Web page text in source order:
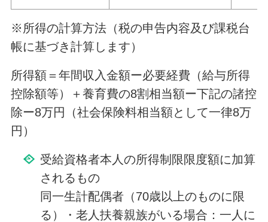
※所得の計算方法（税の申告内容及び課税台
帳に基づき計算します）
所得額＝年間収入金額ー必要経費（給与所得
控除額等）＋養育費の8割相当額ー下記の諸控
除ー8万円（社会保険料相当額として一律8万
円）
受給資格者本人の所得制限限度額に加算
されるもの
同一生計配偶者（70歳以上のものに限
る）・老人扶養親族がいる場合：一人に